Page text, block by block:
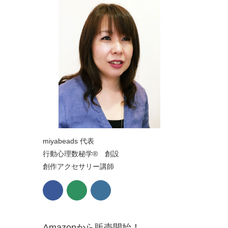
miyabeads 代表
行動心理数秘学® 創設
創作アクセサリー講師